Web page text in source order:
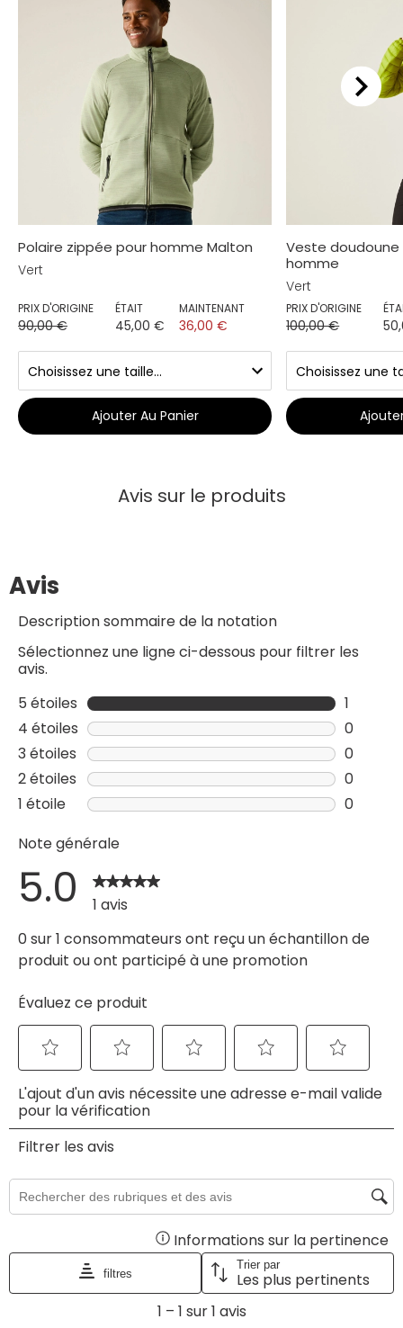
Polaire zippée pour homme Malton
Vert
PRIX D'ORIGINE
90,00 €
ÉTAIT
45,00 €
MAINTENANT
36,00 €
Ajouter Au Panier
Veste doudoune
homme
Vert
PRIX D'ORIGINE
100,00 €
Avis sur le produits